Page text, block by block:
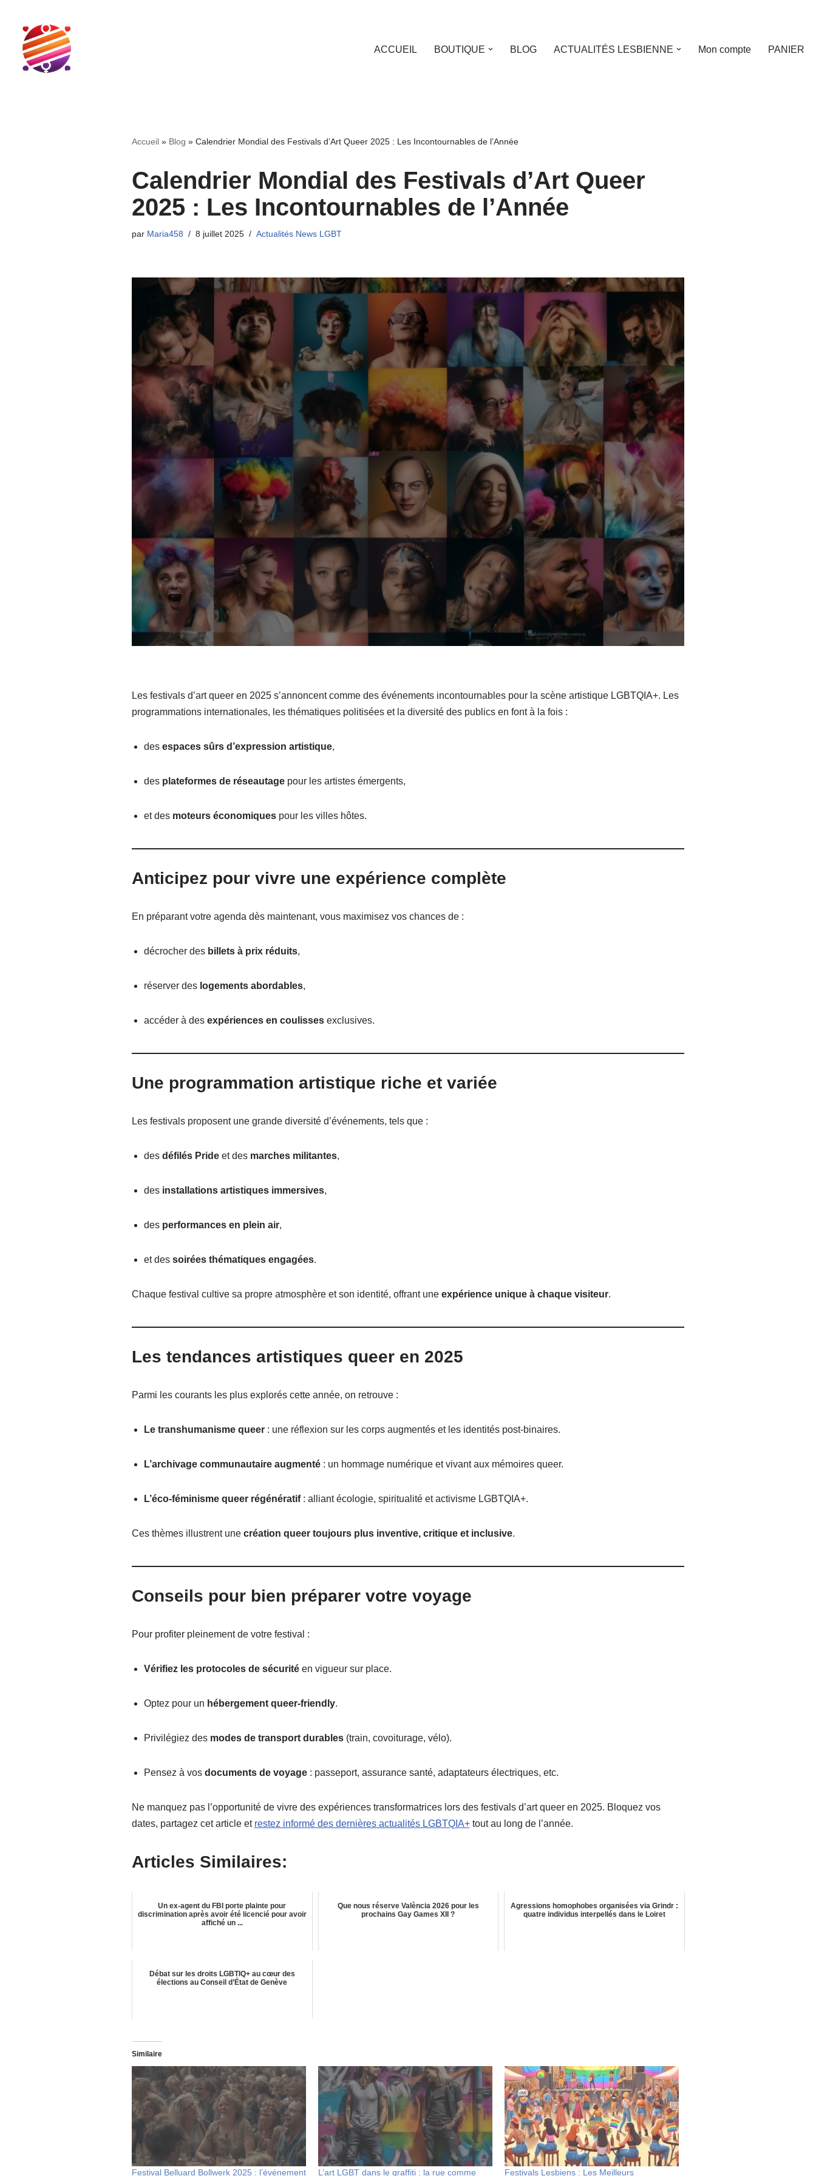
Aller
contenu
ACCUEIL BOUTIQUE BLOG ACTUALITÉS LESBIENNE Mon compte PANIER
Accueil» Blog » Calendrier Mondial des Festivals d’Art Queer 2025 : Les Incontournables de l’Année
Calendrier Mondial des Festivals d’Art Queer
2025 : Les Incontournables de l’Année
par Maria458 8 juillet 2025 Actualités News LGBT
Les festivals d’art queer en 2025 s’annoncent comme des événements incontournables pour la scène artistique LGBTQIA+. Les
programmations internationales, les thématiques politisées et la diversité des publics en font à la fois :
des espaces sûrs d’expression artistique,
des plateformes de réseautagepour les artistes émergents,
et des moteurs économiquespour les villes hôtes.
Anticipez pour vivre une expérience complète
En préparant votre agenda dès maintenant, vous maximisez vos chances de :
décrocher des billets à prix réduits,
réserver des logements abordables,
accéder à des expériences en coulissesexclusives.
Une programmation artistique riche et variée
Les festivals proposent une grande diversité d’événements, tels que :
des défilés Prideet des marches militantes,
des installations artistiques immersives,
des performances en plein air,
et des soirées thématiques engagées.
Chaque festival cultive sa propre atmosphère et son identité, offrant une expérience unique à chaque visiteur.
Les tendances artistiques queer en 2025
Parmi les courants les plus explorés cette année, on retrouve :
Le transhumanisme queer: une réflexion sur les corps augmentés et les identités post-binaires.
L’archivage communautaire augmenté: un hommage numérique et vivant aux mémoires queer.
L’éco-féminisme queer régénératif: alliant écologie, spiritualité et activisme LGBTQIA+.
Ces thèmes illustrent une création queer toujours plus inventive, critique et inclusive.
Conseils pour bien préparer votre voyage
Pour profiter pleinement de votre festival :
Vérifiez les protocoles de sécuritéen vigueur sur place.
Optez pour un hébergement queer-friendly.
Privilégiez des modes de transport durables(train, covoiturage, vélo).
Pensez à vos documents de voyage: passeport, assurance santé, adaptateurs électriques, etc.
Ne manquez pas l’opportunité de vivre des expériences transformatrices lors des festivals d’art queer en 2025. Bloquez vos
dates, partagez cet article et restez informé des dernières actualités LGBTQIA+tout au long de l’année.
Articles Similaires:
Un ex-agent du FBI porte plainte pour
discrimination après avoir été licencié pour avoir
affiché un ...
Que nous réserve València 2026 pour les
prochains Gay Games XII ?
Agressions homophobes organisées via Grindr :
quatre individus interpellés dans le Loiret
Débat sur les droits LGBTIQ+ au cœur des
élections au Conseil d’État de Genève
Similaire
Festival Belluard Bollwerk 2025 : l’événement L’art LGBT dans le graffiti : la rue comme Festivals Lesbiens : Les Meilleurs